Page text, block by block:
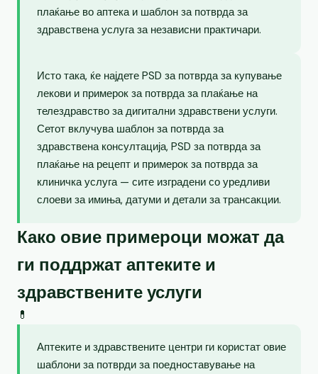
плаќање во аптека и шаблон за потврда за
здравствена услуга за независни практичари.
Исто така, ќе најдете PSD за потврда за купување
лекови и примерок за потврда за плаќање на
телездравство за дигитални здравствени услуги.
Сетот вклучува шаблон за потврда за
здравствена консултација, PSD за потврда за
плаќање на рецепт и примерок за потврда за
клиничка услуга — сите изградени со уредливи
слоеви за имиња, датуми и детали за трансакции.
Како овие примероци можат да
ги поддржат аптеките и
здравствените услуги
💊
Аптеките и здравствените центри ги користат овие
шаблони за потврди за поедноставување на